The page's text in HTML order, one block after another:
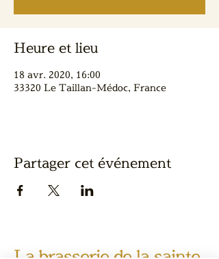
Heure et lieu
18 avr. 2020, 16:00
33320 Le Taillan-Médoc, France
Partager cet événement